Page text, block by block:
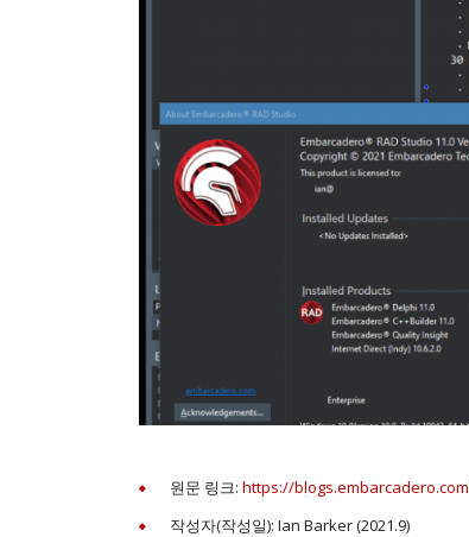
원문 링크: https://
작성자(작성일): Ian Barker (2021.9)